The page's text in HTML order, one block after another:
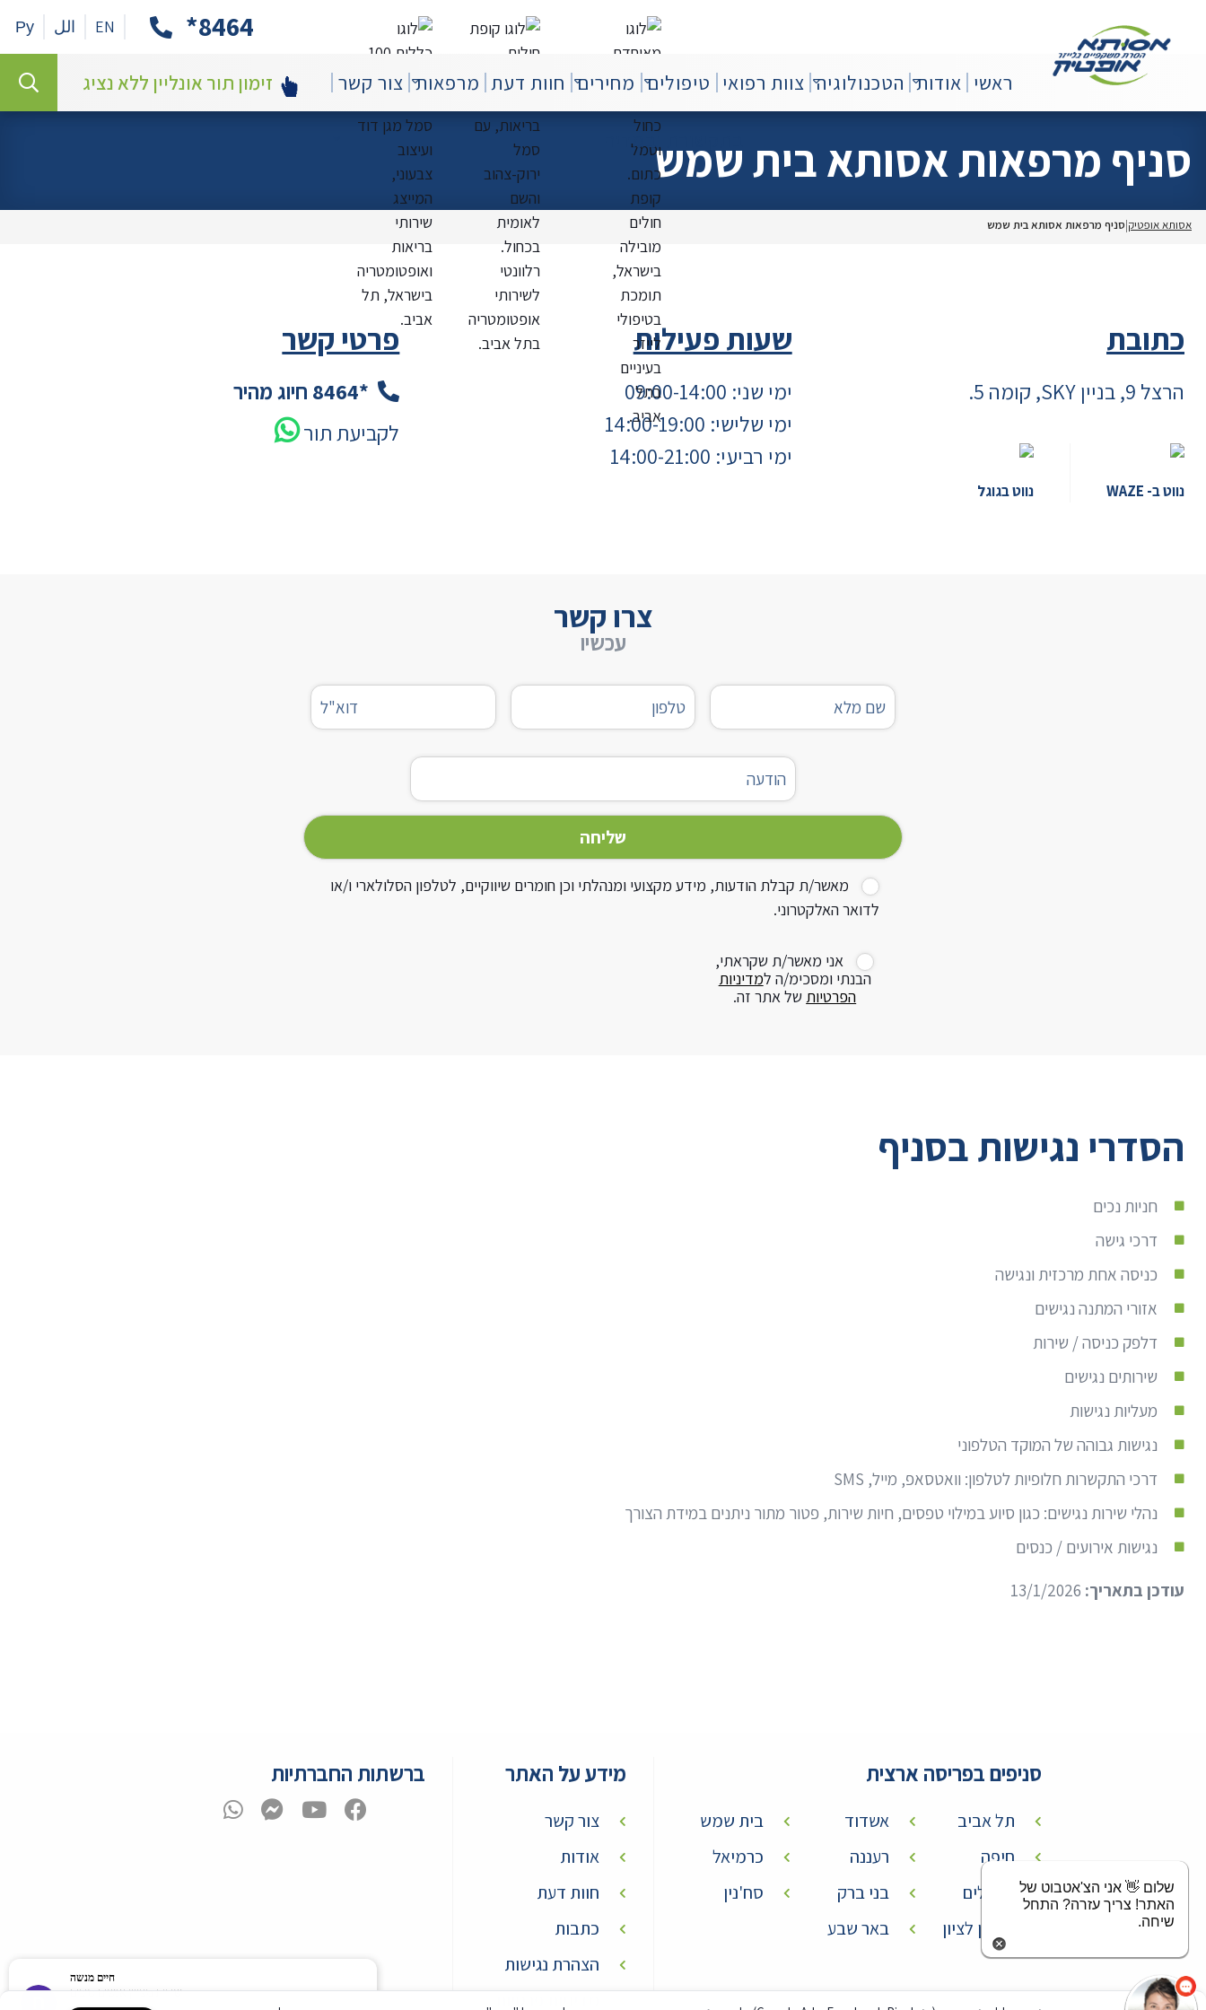
אסותא
8464*
EN الل Ру
ראשי אודות הטכנולוגיה צוות רפואי טיפולים מחירים חוות דעת מרפאות צור קשר
בתקשורת ובמדיה
זימון תור אונליין ללא נציג
סניף מרפאות אסותא בית שמש
אסותא אופטיק סניף מרפאות אסותא בית שמש
כתובת
הרצל 9, בניין SKY, קומה 5.
נווט ב- WAZE נווט בגוגל
שעות פעילות
ימי שני: 09:00-14:00
ימי שלישי: 14:00-19:00
ימי רביעי: 14:00-21:00
פרטי קשר
*8464
חיוג מהיר
לקביעת תור
צרו קשר
עכשיו
שם
מלא
טלפון דוא"ל
הודעה
מאשר/ת קבלת הודעות, מידע מקצועי ומנהלתי וכן חומרים שיווקיים, לטלפון הסלולארי ו/או
לדואר האלקטרוני.
אני מאשר/ת שקראתי,
הבנתי ומסכימ/ה למדיניות
הפרטיות של אתר זה.
הסדרי נגישות בסניף
חניות נכים
דרכי גישה
כניסה אחת מרכזית ונגישה
אזורי המתנה נגישים
דלפק כניסה / שירות
שירותים נגישים
מעליות נגישות
נגישות גבוהה של המוקד הטלפוני
דרכי התקשרות חלופיות לטלפון: וואטסאפ, מייל, SMS
נהלי שירות נגישים: כגון סיוע במילוי טפסים, חיות שירות, פטור מתור ניתנים במידת הצורך
נגישות אירועים / כנסים
עודכן בתאריך:
סניפים בפריסה ארצית
תל אביב
חיפה
ירושלים
ראשון לציון
אשדוד
רעננה
בני ברק
באר שבע
בית שמש
כרמיאל
סח'נין
מידע על האתר
צור קשר
אודות
חוות דעת
כתבות
הצהרת נגישות
ברשתות החברתיות
חיים מנשה
שירות מצויין אנשים טובים שירות מעולה. מקצועית ומהיר
חייבת לציין עשיתי אני ובעלי ביחד היחס מטורף שירות מושלם !!!!
שלום 👋 אני הצ'אטבוט של
האתר! צריך עזרה? התחל
שיחה.